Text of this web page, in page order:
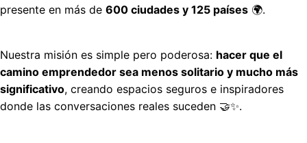
presente en más de 600 ciudades y 125 países 🌍.
Nuestra misión es simple pero poderosa: hacer que el
camino emprendedor sea menos solitario y mucho más
significativo, creando espacios seguros e inspiradores
donde las conversaciones reales suceden 🤝✨.